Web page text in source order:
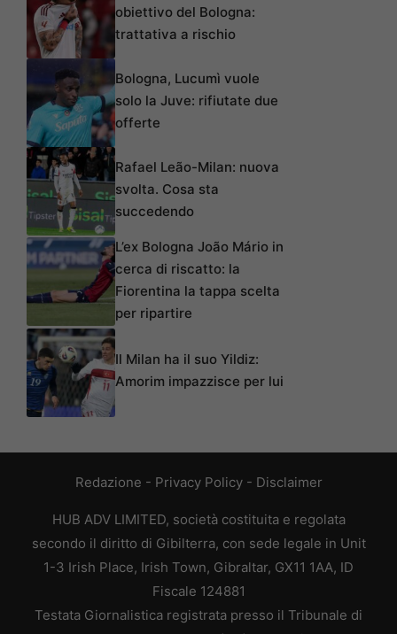
obiettivo del Bologna:
trattativa a rischio
Bologna, Lucumì vuole
solo la Juve: rifiutate due
offerte
Rafael Leão-Milan: nuova
svolta. Cosa sta
succedendo
L’ex Bologna João Mário in
cerca di riscatto: la
Fiorentina la tappa scelta
per ripartire
Il Milan ha il suo Yildiz:
Amorim impazzisce per lui
Redazione - Privacy Policy- Disclaimer
HUB ADV LIMITED, società costituita e regolata
secondo il diritto di Gibilterra, con sede legale in Unit
1-3 Irish Place, Irish Town, Gibraltar, GX11 1AA, ID
Fiscale 124881
Testata Giornalistica registrata presso il Tribunale di